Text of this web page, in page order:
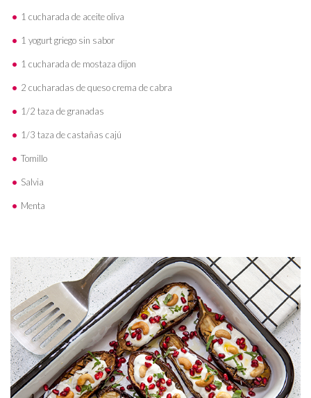
1 cucharada de aceite oliva
1 yogurt griego sin sabor
1 cucharada de mostaza dijon
2 cucharadas de queso crema de cabra
1/2 taza de granadas
1/3 taza de castañas cajú
Tomillo
Salvia
Menta